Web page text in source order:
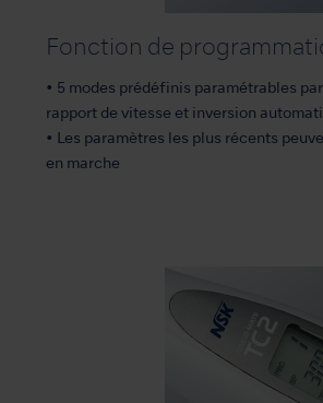
Fonction de
• 5 modes prédéfinis paramétrables
rapport de vitesse et inversion
• Les paramètres les plus récents
en marche